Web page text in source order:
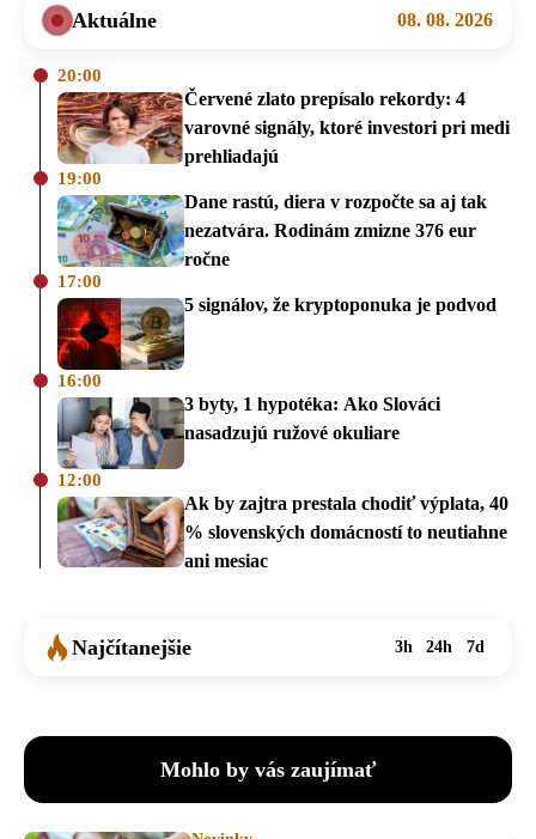
Aktuálne 08. 08. 2026
20:00
Červené zlato prepísalo rekordy: 4
varovné signály, ktoré investori pri medi
prehliadajú
19:00
Dane rastú, diera v rozpočte sa aj tak
nezatvára. Rodinám zmizne 376 eur
ročne
17:00
5 signálov, že kryptoponuka je podvod
16:00
3 byty, 1 hypotéka: Ako Slováci
nasadzujú ružové okuliare
12:00
Ak by zajtra prestala chodiť výplata, 40
% slovenských domácností to neutiahne
ani mesiac
Najčítanejšie 3h 24h 7d
Mohlo by vás zaujímať